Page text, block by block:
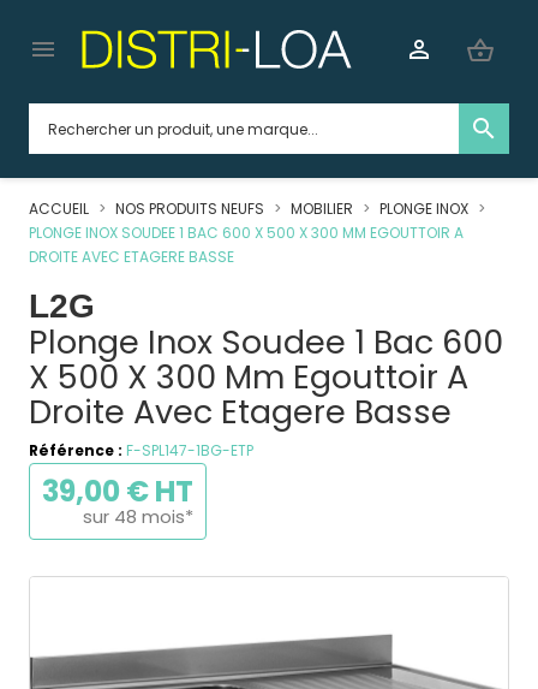
search
 shopping_basket

ACCUEIL NOS PRODUITS NEUFS MOBILIER
PLONGE INOX
PLONGE INOX SOUDEE 1 BAC 600 X 500 X 300 MM EGOUTTOIR A
DROITE AVEC ETAGERE BASSE
L2G
Plonge Inox Soudee 1 Bac 600
X 500 X 300 Mm Egouttoir A
Droite Avec Etagere Basse
Référence : F-SPL147-1BG-ETP
39,00 € HT
sur 48 mois*